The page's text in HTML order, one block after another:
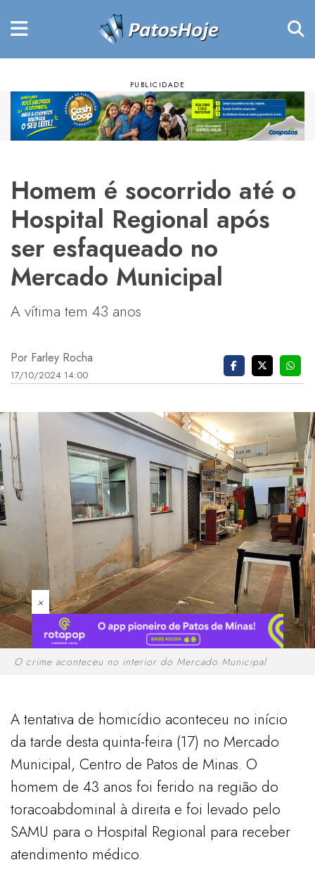
Homem é socorrido até o
Hospital Regional após
ser esfaqueado no
Mercado Municipal
A vítima tem 43 anos
Por Farley Rocha
17/10/2024 14:00
×
O crime aconteceu no interior do Mercado Municipal
A tentativa de homicídio aconteceu no início
da tarde desta quinta-feira (17) no Mercado
Municipal, Centro de Patos de Minas. O
homem de 43 anos foi ferido na região do
toracoabdominal à direita e foi levado pelo
SAMU para o Hospital Regional para receber
atendimento médico.